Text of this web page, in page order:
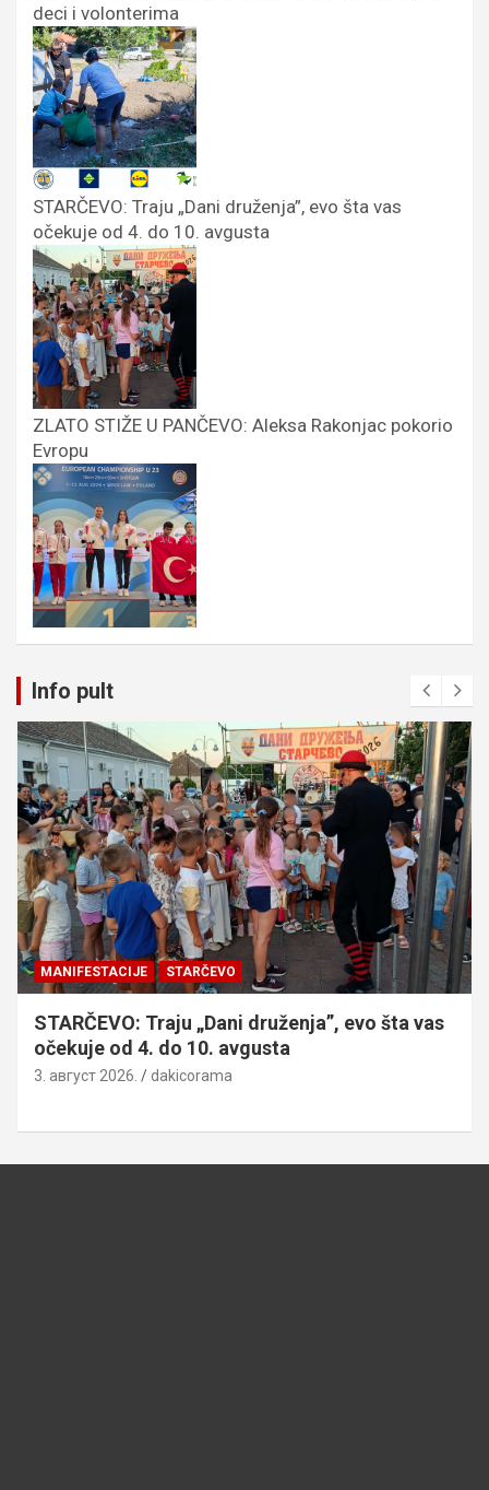
deci i volonterima
STARČEVO: Traju „Dani druženja”, evo šta vas
očekuje od 4. do 10. avgusta
ZLATO STIŽE U PANČEVO: Aleksa Rakonjac pokorio
Evropu
Info pult
MANIFESTACIJE STARČEVO
STARČEVO: Traju „Dani druženja”, evo šta vas
očekuje od 4. do 10. avgusta
3. август 2026. dakicorama